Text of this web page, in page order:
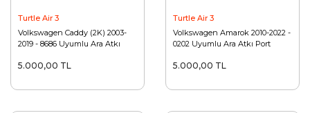
Turtle Air 3
Volkswagen Caddy (2K) 2003-
2019 - 8686 Uyumlu Ara Atkı
5.000,00 TL
Turtle Air 3
Volkswagen Amarok 2010-2022 -
0202 Uyumlu Ara Atkı Port
5.000,00 TL